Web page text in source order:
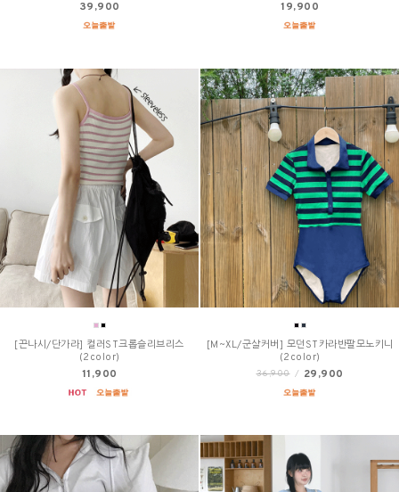
39,900 19,900
[끈나시/단가라] 컬러ST크롭슬리브리스
(2color)
11,900
[M~XL/군살커버] 모던ST카라반팔모노키니
(2color)
36,900 / 29,900